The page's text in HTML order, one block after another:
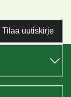
Tilaa uutiskirje